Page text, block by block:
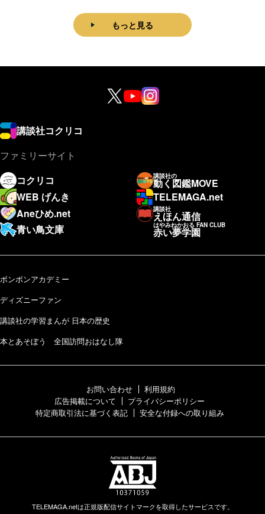
もっと見る
講談社コクリコ
ファミリーサイト
コクリコ
講談社の
動く図鑑MOVE
WEB げんき
TELEMAGA.net
Aneひめ.net
講談社
えほん通信
青い鳥文庫
はやみねかおる FAN CLUB
赤い夢学園
ボンボンアカデミー
ディズニーファン
講談社の学習まんが 日本の歴史
本とあそぼう 全国訪問おはなし隊
お問い合わせ
利用規約
広告掲載について
プライバシーポリシー
特定商取引法に基づく表記
安全な付録への取り組み
TELEMAGA.netは正規版配信サイトマークを取得したサービスです。